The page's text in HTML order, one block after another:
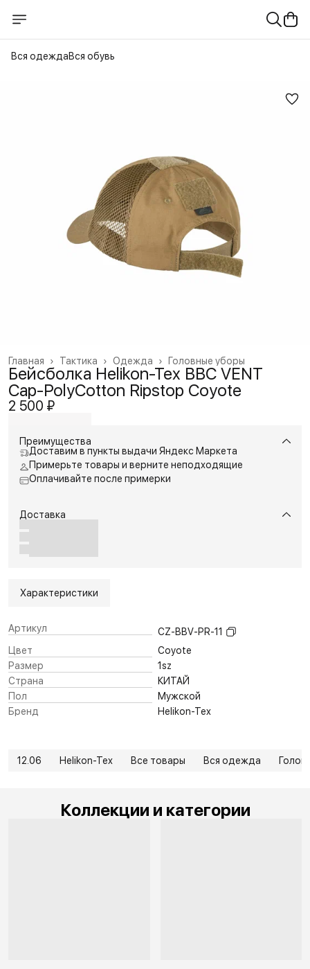
Вся одеждаВся обувь
Головные уборы
Одежда ›
Тактика ›
Главная ›
Бейсболка Helikon-Tex BBC VENT
Cap-PolyCotton Ripstop Coyote
2 500 ₽
Преимущества
Доставим в пункты выдачи Яндекс Маркета
Примерьте товары и верните неподходящие
Оплачивайте после примерки
Доставка
Характеристики
Артикул
CZ-BBV-PR-11
Цвет
Coyote
Размер
1sz
Страна
КИТАЙ
Пол
Мужской
Бренд
Helikon-Tex
12.06 Helikon-Tex Все товары Вся одежда
Коллекции и категории